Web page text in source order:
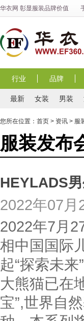
华衣网 彰显服装品牌价值
行业 品牌
最新 女装 男装
您所在位置： 首页 > 资讯 > 服
服装发布
HEYLADS
2022年07月
2022年7月
相中国国际
起“探索未
大熊猫已在
宝”,世界自